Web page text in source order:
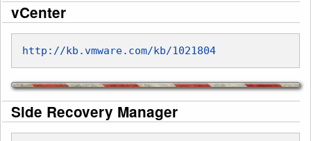
vCenter
http://kb.vmware.com/kb/1021804
Side Recovery Manager